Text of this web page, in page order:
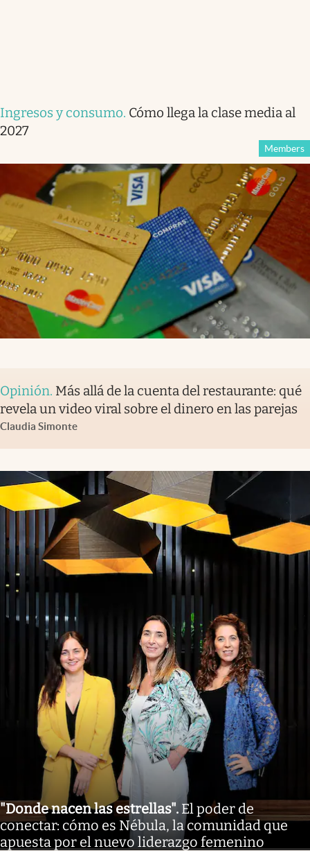
Ingresos y consumo. Cómo llega la clase media al
2027
Members
Opinión. Más allá de la cuenta del restaurante: qué
revela un video viral sobre el dinero en las parejas
Claudia Simonte
"Donde nacen las estrellas". El poder de
conectar: cómo es Nébula, la comunidad que
apuesta por el nuevo liderazgo femenino